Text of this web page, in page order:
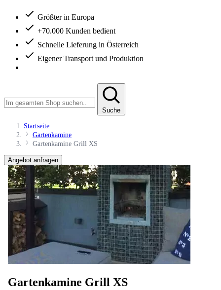
Schnelle Lieferung in Österreich
Größter in Europa
+70.000 Kunden bedient
Schnelle Lieferung in Österreich
Startseite
Gartenkamine Grill XS
Angebot anfragen